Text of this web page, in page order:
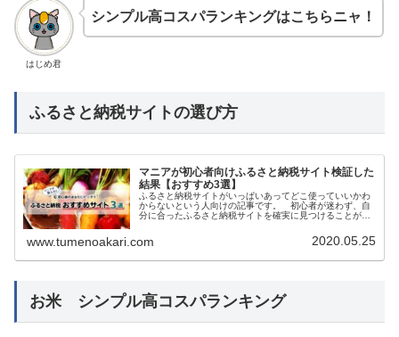
はじめ君
シンプル高コスパランキングはこちらニャ！
ふるさと納税サイトの選び方
マニアが初心者向けふるさと納税サイト検証した
結果【おすすめ3選】
ふるさと納税サイトがいっぱいあってどこ使っていいかわ
からないという人向けの記事です。 初心者が迷わず、自
分に合ったふるさと納税サイトを確実に見つけることがで
www.tumenoakari.com 2020.05.25
お米 シンプル高コスパランキング